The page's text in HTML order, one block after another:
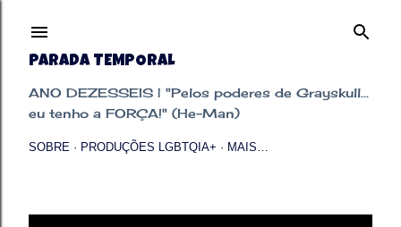
PARADA TEMPORAL
ANO DEZESSEIS | "Pelos poderes de Grayskull...
eu tenho a FORÇA!" (He-Man)
SOBRE PRODUÇÕES LGBTQIA+ MAIS…